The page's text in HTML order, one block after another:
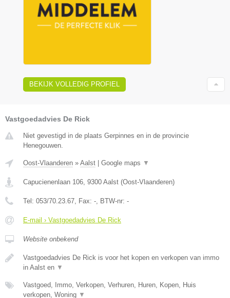
BEKIJK VOLLEDIG PROFIEL
Vastgoedadvies De Rick
Niet gevestigd in de plaats Gerpinnes en in de provincie
Henegouwen.
Oost-Vlaanderen » Aalst Google maps ▼
Capucienenlaan 106 9300 Aalst (Oost-Vlaanderen)
Tel: 053/70.23.67 , Fax: - , BTW-nr: -
E-mail › Vastgoedadvies De Rick
Website onbekend
Vastgoedadvies De Rick is voor het kopen en verkopen van immo
in Aalst en ▼
Vastgoed, Immo, Verkopen, Verhuren, Huren, Kopen, Huis
verkopen, Woning ▼